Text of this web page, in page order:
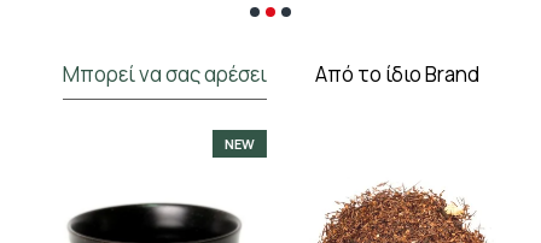
Μπορεί να σας αρέσει Από το ίδιο Brand
NEW